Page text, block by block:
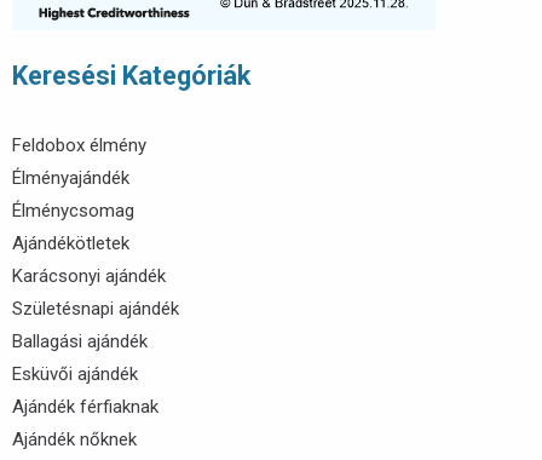
Keresési Kategóriák
Feldobox élmény
Élményajándék
Élménycsomag
Ajándékötletek
Karácsonyi ajándék
Születésnapi ajándék
Ballagási ajándék
Esküvői ajándék
Ajándék férfiaknak
Ajándék nőknek